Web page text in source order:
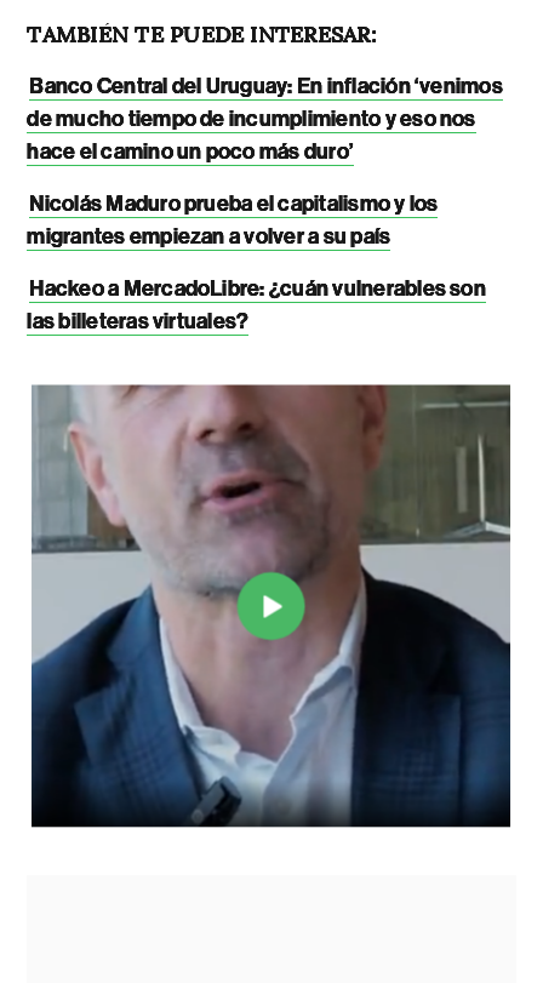
TAMBIÉN TE PUEDE INTERESAR:
Banco Central del Uruguay: En inflación ‘venimos
de mucho tiempo de incumplimiento y eso nos
hace el camino un poco más duro’
Nicolás Maduro prueba el capitalismo y los
migrantes empiezan a volver a su país
Hackeo a MercadoLibre: ¿cuán vulnerables son
las billeteras virtuales?